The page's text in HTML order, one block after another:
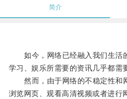
简介
如今，网络已经融入我们生活的
学习、娱乐所需要的资讯几乎都需
然而，由于网络的不稳定性和
浏览网页、观看高清视频或者进行